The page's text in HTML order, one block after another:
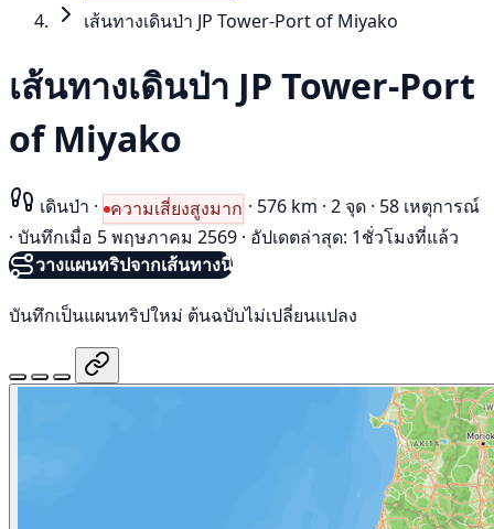
เส้นทางเดินป่า JP Tower-Port of Miyako
เส้นทางเดินป่า JP Tower-Port
of Miyako
เดินป่า · ความเสี่ยงสูงมาก · 576 km · 2 จุด · 58 เหตุการณ์
· บันทึกเมื่อ 5 พฤษภาคม 2569 · อัปเดตล่าสุด: 1ชั่วโมงที่แล้ว
วางแผนทริปจากเส้นทางนี้
บันทึกเป็นแผนทริปใหม่ ต้นฉบับไม่เปลี่ยนแปลง